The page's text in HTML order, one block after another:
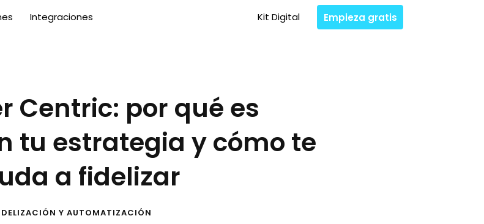
Integraciones Kit Digital Empieza gratis
Centric: por qué es
tu estrategia y cómo te
a fidelizar
Y AUTOMATIZACIÓN